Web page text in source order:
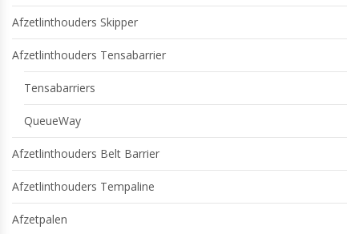
Afzetlinthouders Skipper
Afzetlinthouders Tensabarrier
Tensabarriers
QueueWay
Afzetlinthouders Belt Barrier
Afzetlinthouders Tempaline
Afzetpalen